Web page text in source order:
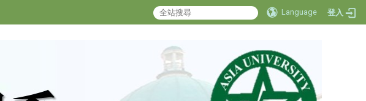
Language 登入